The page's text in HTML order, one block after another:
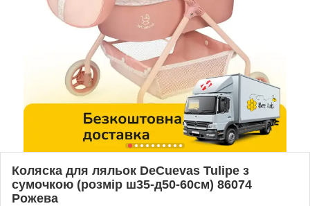
Коляска для ляльок DeCuevas Tulipe з
сумочкою (розмір ш35-д50-60см) 86074
Рожева